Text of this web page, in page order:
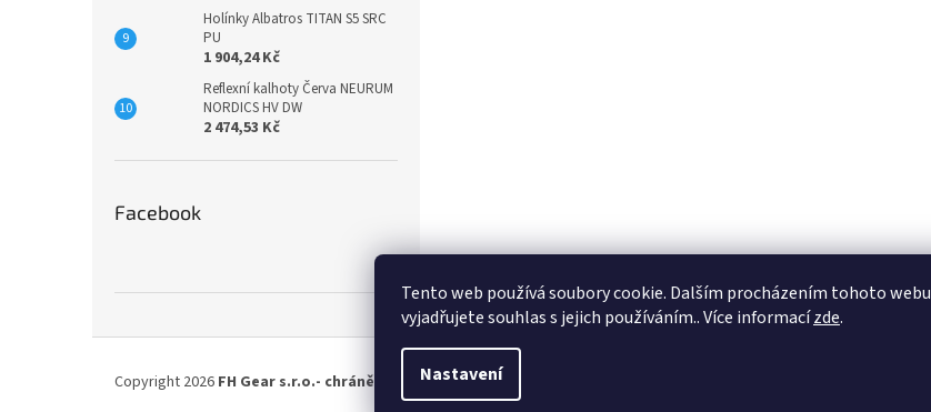
Tento web používá soubory cookie. Dalším procházením tohoto webu
vyjadřujete souhlas s jejich používáním.. Více informacízde.
Nastavení
Holínky Albatros TITAN S5 SRC
PU
1 904,24 Kč
Reflexní kalhoty Červa NEURUM
NORDICS HV DW
2 474,53 Kč
Facebook
Copyright 2026 FH Gear s.r.o.- chráněná dílna. Všechna práva vyhrazena.